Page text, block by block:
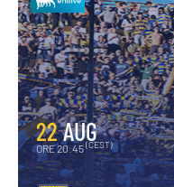
22AUG
ORE 20:45(CEST)